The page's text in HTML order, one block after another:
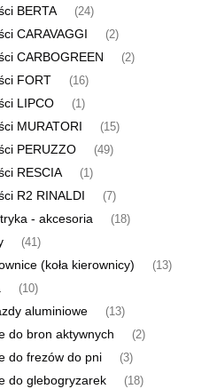
BERTA (24)
CARAVAGGI (2)
CARBOGREEN (2)
FORT (16)
LIPCO (1)
MURATORI (15)
PERUZZO (49)
RESCIA (1)
R2 RINALDI (7)
- akcesoria (18)
(41)
(koła kierownicy) (13)
(10)
aluminiowe (13)
do bron aktywnych (2)
do frezów do pni (3)
do glebogryzarek (18)